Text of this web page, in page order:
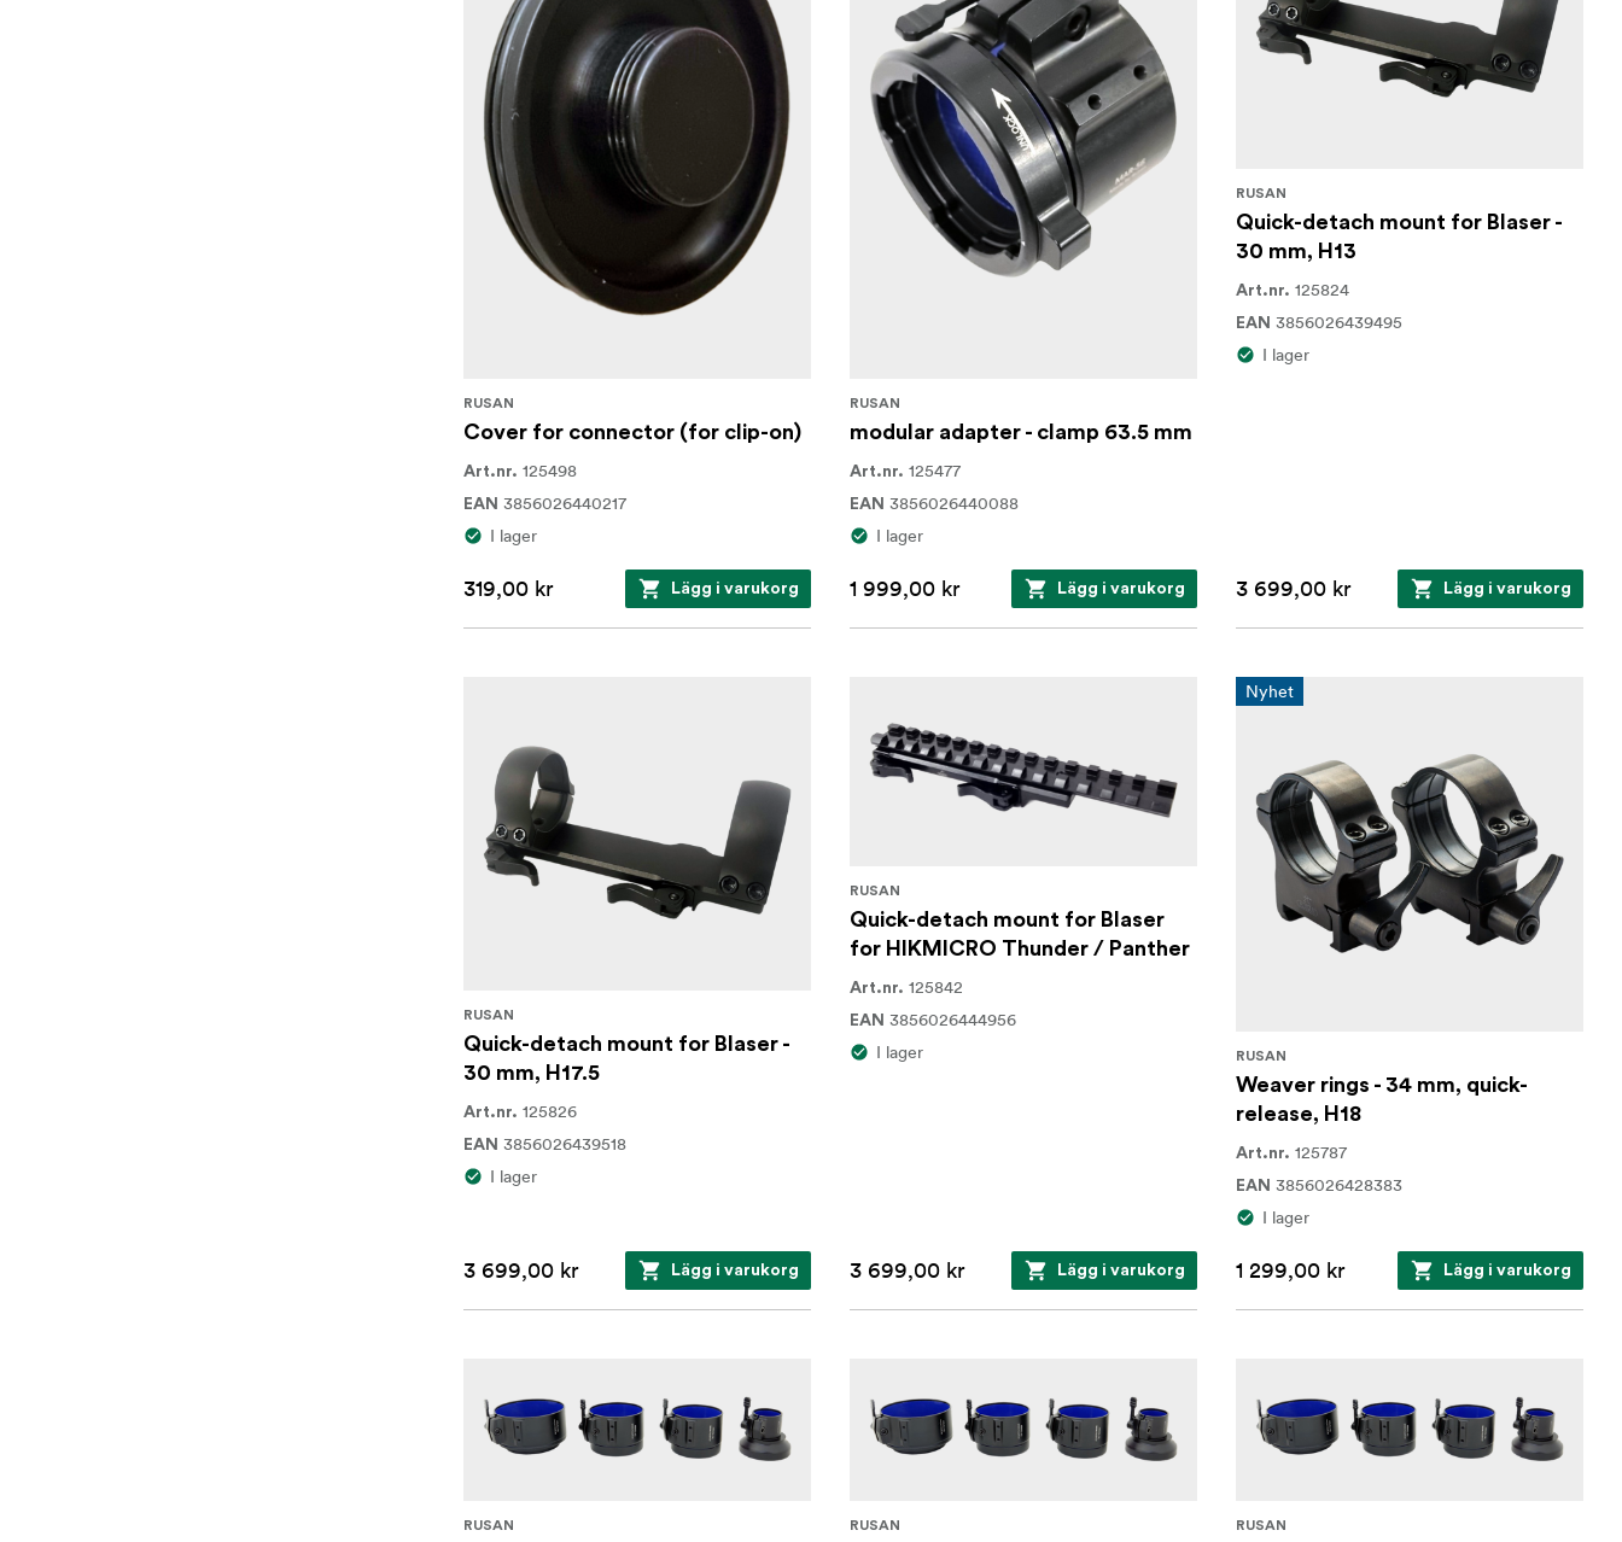
RUSAN
Cover for connector (for clip-on)
Art.nr. 125498
EAN 3856026440217
I lager
319,00 kr Lägg i varukorg
RUSAN
modular adapter - clamp 63.5 mm
Art.nr. 125477
EAN 3856026440088
I lager
1 999,00 kr Lägg i varukorg
RUSAN
Quick-detach mount for Blaser -
30 mm, H13
Art.nr. 125824
EAN 3856026439495
I lager
3 699,00 kr Lägg i varukorg
RUSAN
Quick-detach mount for Blaser -
30 mm, H17.5
Art.nr. 125826
EAN 3856026439518
I lager
3 699,00 kr Lägg i varukorg
RUSAN
Quick-detach mount for Blaser
for HIKMICRO Thunder / Panther
Art.nr. 125842
EAN 3856026444956
I lager
3 699,00 kr Lägg i varukorg
Nyhet
RUSAN
Weaver rings - 34 mm, quick-
release, H18
Art.nr. 125787
EAN 3856026428383
I lager
1 299,00 kr Lägg i varukorg
RUSAN RUSAN RUSAN